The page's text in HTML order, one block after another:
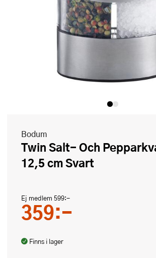
Bodum
Twin Salt- Och Pepparkvarn
12,5 cm Svart
Ej medlem 599:-
359:-
Finns i lager